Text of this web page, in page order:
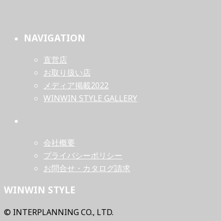
NAVIGATION
直営店
お取り扱い店
メディア掲載2022
WINWIN STYLE GALLERY
会社概要
プライバシーポリシー
お問合せ・カタログ請求
WINWIN STYLE
© INTERPLANNING CO., LTD.